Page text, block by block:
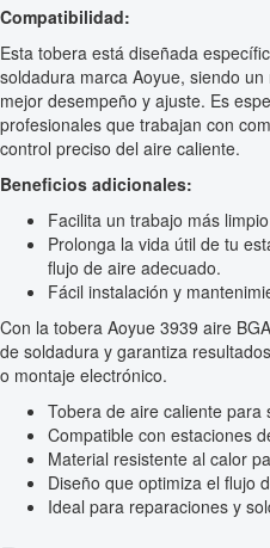
Compatibilidad:
Esta tobera está diseñada
soldadura marca Aoyue, siendo
mejor desempeño y ajuste. Es
profesionales que trabajan con
control preciso del aire caliente.
Beneficios adicionales:
Facilita un trabajo más
Prolonga la vida útil de tu
flujo de aire adecuado.
Fácil instalación y
Con la tobera Aoyue 3939 aire
de soldadura y garantiza
o montaje electrónico.
Tobera de aire caliente para
Compatible con estaciones
Material resistente al calor
Diseño que optimiza el flujo
Ideal para reparaciones y